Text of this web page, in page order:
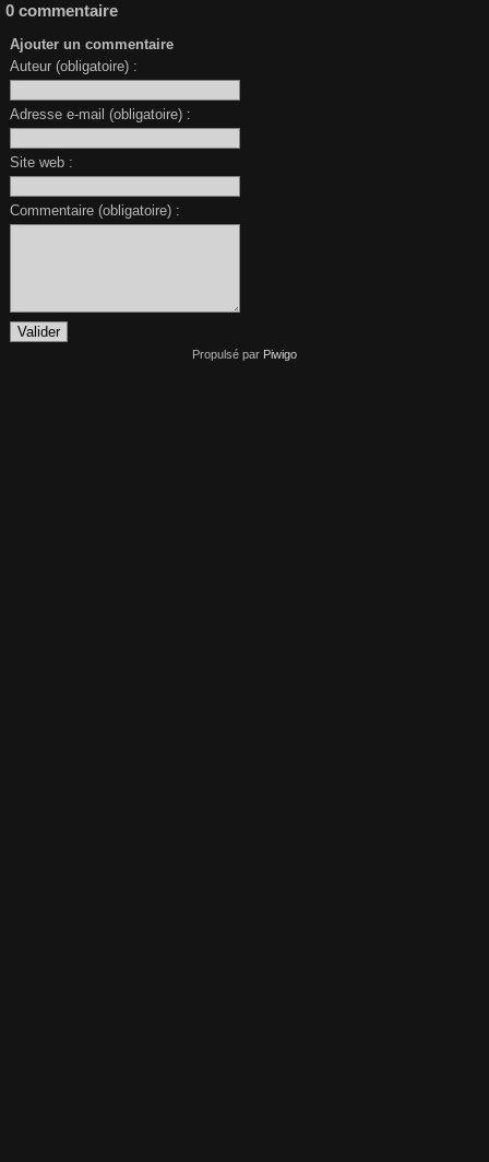
0 commentaire
Ajouter un commentaire
Auteur (obligatoire) :
Adresse e-mail (obligatoire) :
Site web :
Commentaire (obligatoire) :
Propulsé par Piwigo